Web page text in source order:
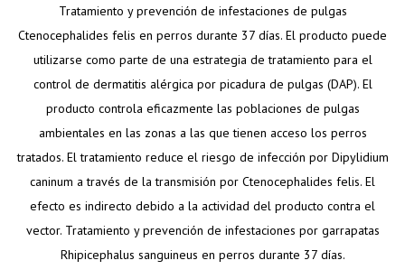
Tratamiento y prevención de infestaciones de pulgas
Ctenocephalides felis en perros durante 37 días. El producto puede
utilizarse como parte de una estrategia de tratamiento para el
control de dermatitis alérgica por picadura de pulgas (DAP). El
producto controla eficazmente las poblaciones de pulgas
ambientales en las zonas a las que tienen acceso los perros
tratados. El tratamiento reduce el riesgo de infección por Dipylidium
caninum a través de la transmisión por Ctenocephalides felis. El
efecto es indirecto debido a la actividad del producto contra el
vector. Tratamiento y prevención de infestaciones por garrapatas
Rhipicephalus sanguineus en perros durante 37 días.